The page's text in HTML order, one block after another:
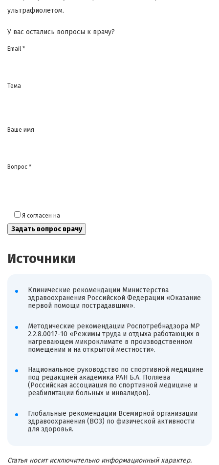
ультрафиолетом.
У вас остались вопросы к врачу?
Email *
Тема
Ваше имя
Вопрос *
Я согласен на
Источники
Клинические рекомендации Министерства
здравоохранения Российской Федерации «Оказание
первой помощи пострадавшим».
Методические рекомендации Роспотребнадзора МР
2.2.8.0017-10 «Режимы труда и отдыха работающих в
нагревающем микроклимате в производственном
помещении и на открытой местности».
Национальное руководство по спортивной медицине
под редакцией академика РАН Б.А. Поляева
(Российская ассоциация по спортивной медицине и
реабилитации больных и инвалидов).
Глобальные рекомендации Всемирной организации
здравоохранения (ВОЗ) по физической активности
для здоровья.
Статья носит исключительно информационный характер.